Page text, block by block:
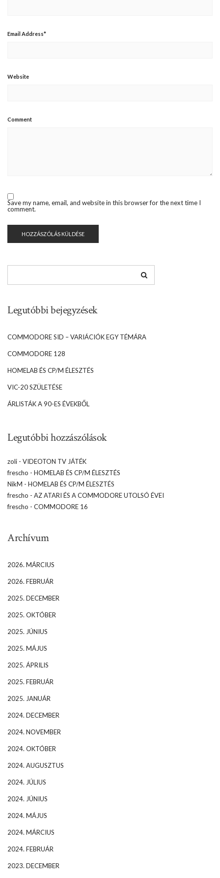
Email Address*
Website
Comment
Save my name, email, and website in this browser for the next time I
comment.
Legutóbbi bejegyzések
COMMODORE SID – VARIÁCIÓK EGY TÉMÁRA
COMMODORE 128
HOMELAB ÉS CP/M ÉLESZTÉS
VIC-20 SZÜLETÉSE
ÁRLISTÁK A 90-ES ÉVEKBŐL
Legutóbbi hozzászólások
zoli - VIDEOTON TV JÁTÉK
frescho - HOMELAB ÉS CP/M ÉLESZTÉS
NikM - HOMELAB ÉS CP/M ÉLESZTÉS
frescho - AZ ATARI ÉS A COMMODORE UTOLSÓ ÉVEI
frescho - COMMODORE 16
Archívum
2026. MÁRCIUS
2026. FEBRUÁR
2025. DECEMBER
2025. OKTÓBER
2025. JÚNIUS
2025. MÁJUS
2025. ÁPRILIS
2025. FEBRUÁR
2025. JANUÁR
2024. DECEMBER
2024. NOVEMBER
2024. OKTÓBER
2024. AUGUSZTUS
2024. JÚLIUS
2024. JÚNIUS
2024. MÁJUS
2024. MÁRCIUS
2024. FEBRUÁR
2023. DECEMBER